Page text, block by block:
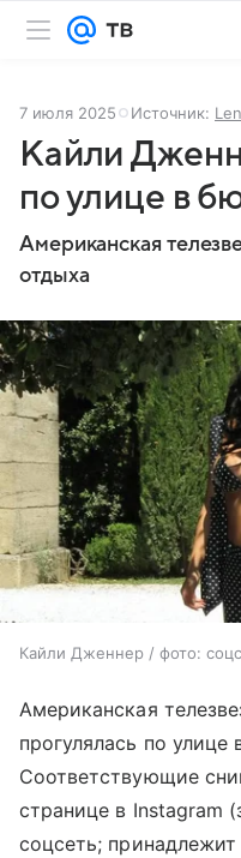
7 июля 2025 Источник:
Кайли
по улице в
Американская
отдыха
Кайли Дженнер / фото:
Американская
прогулялась по улице
Соответствующие
странице в Instagram
соцсеть;